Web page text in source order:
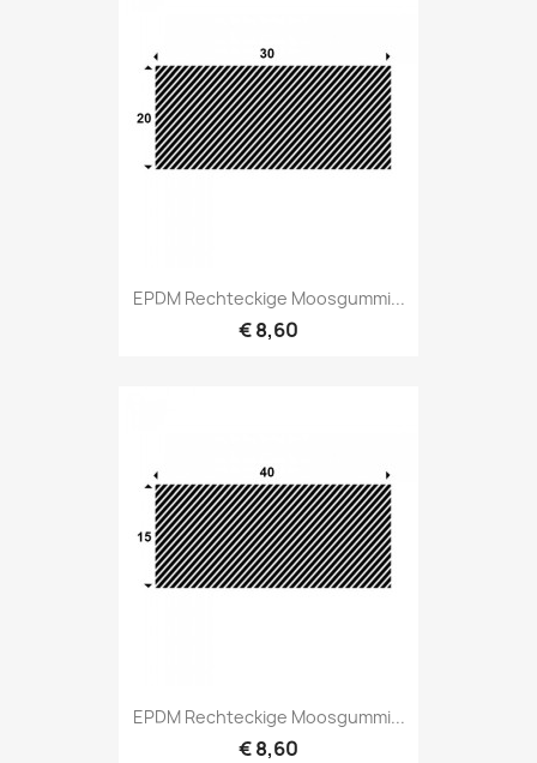
EPDM Rechteckige Moosgummi...
€ 8,60
EPDM Rechteckige Moosgummi...
€ 8,60